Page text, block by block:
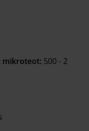
mikroteot: 500 - 2